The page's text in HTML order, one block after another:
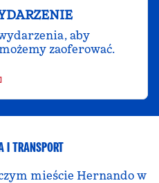
aby
zaoferować.
I TRANSPORT
mieście Hernando w